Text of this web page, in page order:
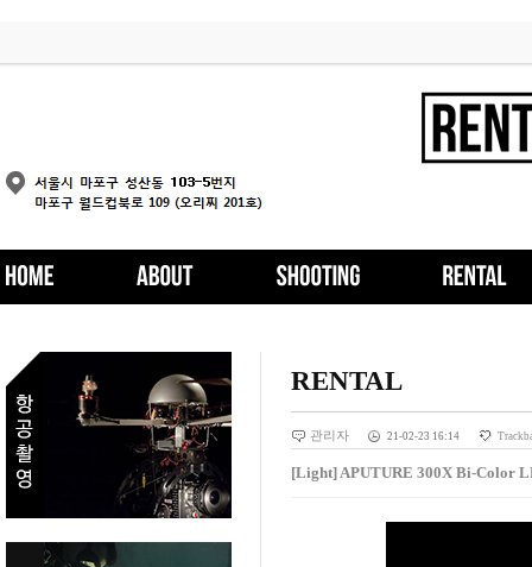
RENTAL
관리자 21-02-23 16:14
[Light] APUTURE 300X Bi-Color